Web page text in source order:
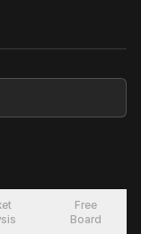
Free
Board